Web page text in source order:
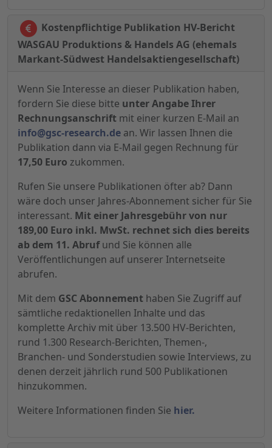
Kostenpflichtige Publikation HV-Bericht
WASGAU Produktions & Handels AG (ehemals
Markant-Südwest Handelsaktiengesellschaft)
Wenn Sie Interesse an dieser Publikation haben,
fordern Sie diese bitte unter Angabe Ihrer
Rechnungsanschrift mit einer kurzen E-Mail an
info@gsc-research.de an. Wir lassen Ihnen die
Publikation dann via E-Mail gegen Rechnung für
17,50 Euro zukommen.
Rufen Sie unsere Publikationen öfter ab? Dann
wäre doch unser Jahres-Abonnement sicher für Sie
interessant. Mit einer Jahresgebühr von nur
189,00 Euro inkl. MwSt. rechnet sich dies bereits
ab dem 11. Abrufund Sie können alle
Veröffentlichungen auf unserer Internetseite
abrufen.
Mit dem GSC Abonnement haben Sie Zugriff auf
sämtliche redaktionellen Inhalte und das
komplette Archiv mit über 13.500 HV-Berichten,
rund 1.300 Research-Berichten, Themen-,
Branchen- und Sonderstudien sowie Interviews, zu
denen derzeit jährlich rund 500 Publikationen
hinzukommen.
Weitere Informationen finden Sie hier.